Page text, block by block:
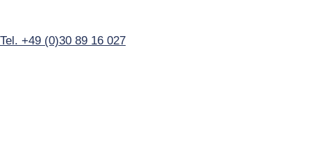
Tel. +49 (0)30 89 16 027